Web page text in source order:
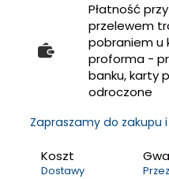
Płatność
przelewem
pobraniem u
proforma -
banku, karty
odroczone
Zapraszamy do zakupu i
Koszt
Dostawy